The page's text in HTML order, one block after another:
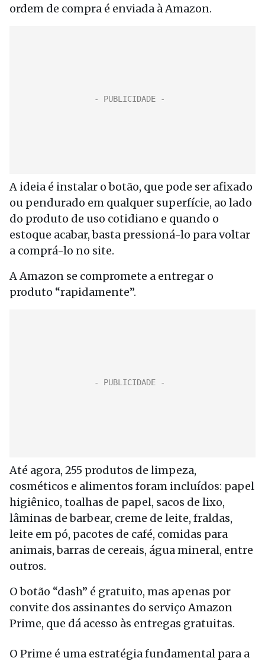
ordem de compra é enviada à Amazon.
A ideia é instalar o botão, que pode ser afixado
ou pendurado em qualquer superfície, ao lado
do produto de uso cotidiano e quando o
estoque acabar, basta pressioná-lo para voltar
a comprá-lo no site.
A Amazon se compromete a entregar o
produto “rapidamente”.
Até agora, 255 produtos de limpeza,
cosméticos e alimentos foram incluídos: papel
higiênico, toalhas de papel, sacos de lixo,
lâminas de barbear, creme de leite, fraldas,
leite em pó, pacotes de café, comidas para
animais, barras de cereais, água mineral, entre
outros.
O botão “dash” é gratuito, mas apenas por
convite dos assinantes do serviço Amazon
Prime, que dá acesso às entregas gratuitas.
O Prime é uma estratégia fundamental para a